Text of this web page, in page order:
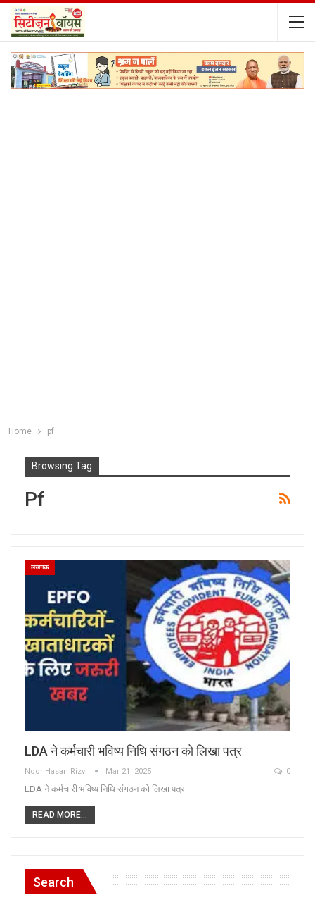
Home pf
Browsing Tag
Pf
लखनऊ
LDA ने कर्मचारी भविष्य निधि संगठन को लिखा पत्र
Noor Hasan Rizvi Mar 21, 2025 0
LDA ने कर्मचारी भविष्य निधि संगठन को लिखा पत्र
READ MORE...
Search